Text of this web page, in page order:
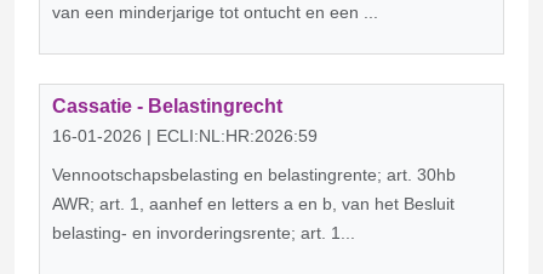
van een minderjarige tot ontucht en een ...
Cassatie - Belastingrecht
16-01-2026 | ECLI:NL:HR:2026:59
Vennootschapsbelasting en belastingrente; art. 30hb
AWR; art. 1, aanhef en letters a en b, van het Besluit
belasting- en invorderingsrente; art. 1...